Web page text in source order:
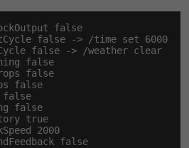
false
false -> /time set 6000
false -> /weather clear
false
false
false
false
false
true
2000
false